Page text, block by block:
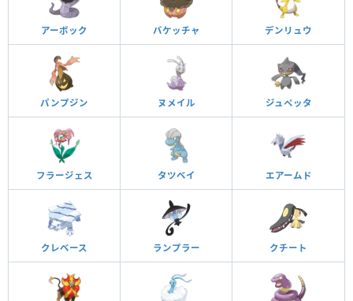
アーボック バケッチャ デンリュウ
パンプジン ヌメイル ジュペッタ
フラージェス タツベイ エアームド
クレベース ランプラー クチート